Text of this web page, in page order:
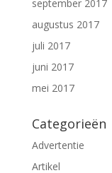
september 2017
augustus 2017
juli 2017
juni 2017
mei 2017
Categorieën
Advertentie
Artikel